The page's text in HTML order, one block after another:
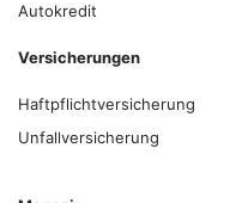
Autokredit
Versicherungen
Haftpflichtversicherung
Unfallversicherung